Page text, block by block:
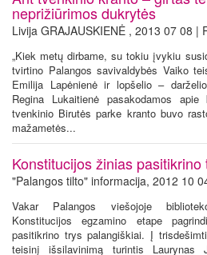
neprižiūrimos dukrytės
Livija GRAJAUSKIENĖ , 2013 07 08 |
„Kiek metų dirbame, su tokiu įvykiu
tvirtino Palangos savivaldybės Vaiko
Emilija Lapėnienė ir lopšelio –
Regina Lukaitienė pasakodamos
tvenkinio Birutės parke kranto buvo
mažametės...
Konstitucijos žinias
"Palangos tilto" informacija, 2012 10
Vakar Palangos viešojoje
Konstitucijos egzamino etape
pasitikrino trys palangiškiai. Į
teisinį išsilavinimą turintis Laurynas